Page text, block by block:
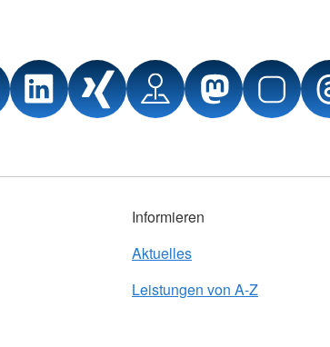
Informieren
Aktuelles
Leistungen von A-Z